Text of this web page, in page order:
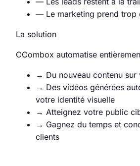
— Le marketing prend trop
La solution
CCombox automatise
→ Du nouveau contenu
→ Des vidéos générées
votre identité visuelle
→ Atteignez votre public
→ Gagnez du temps et
clients